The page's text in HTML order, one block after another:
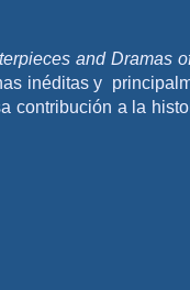
and Dramas
inéditas y
contribución a la